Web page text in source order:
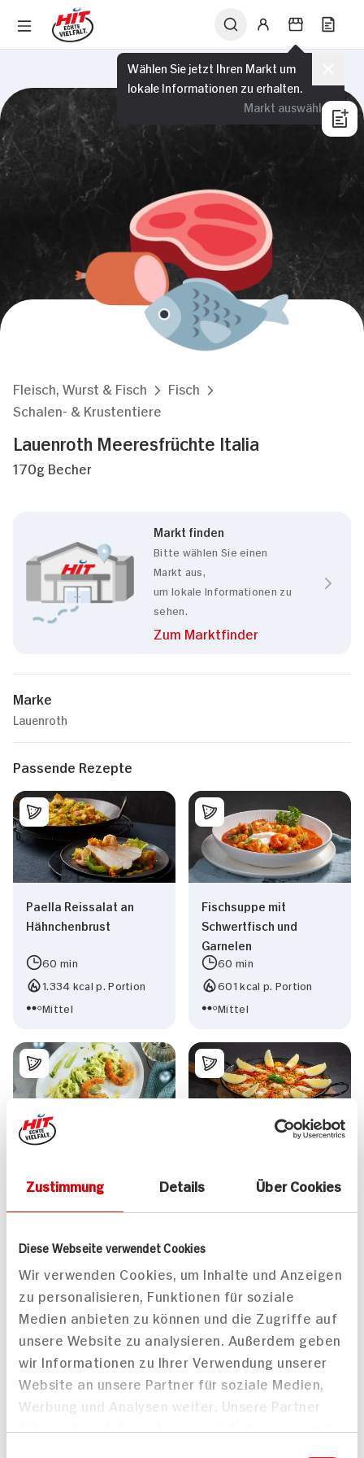
Zustimmung Details Über Cookies
Diese Webseite verwendet Cookies
Wir verwenden Cookies, um Inhalte und Anzeigen
zu personalisieren, Funktionen für soziale
Medien anbieten zu können und die Zugriffe auf
unsere Website zu analysieren. Außerdem geben
wir Informationen zu Ihrer Verwendung unserer
Website an unsere Partner für soziale Medien,
Werbung und Analysen weiter. Unsere Partner
Wählen Sie jetzt Ihren Markt um
lokale Informationen zu erhalten.
Markt auswählen
Fleisch, Wurst & Fisch
Fisch
Schalen- & Krustentiere
Lauenroth Meeresfrüchte Italia
170g Becher
Markt finden
Bitte wählen Sie einen
Markt aus,
um lokale Informationen zu
sehen.
Zum Marktfinder
Marke
Lauenroth
Passende Rezepte
Paella Reissalat an
Hähnchenbrust
60 min
1.334 kcal p. Portion
Mittel
Fischsuppe mit
Schwertfisch und
Garnelen
60 min
601 kcal p. Portion
Mittel
panierten Garnelen
70 min
Steinbeißerfilet und
Garnelen
70 min
Surf and Turf vom Grill
Surf & Turf Burger